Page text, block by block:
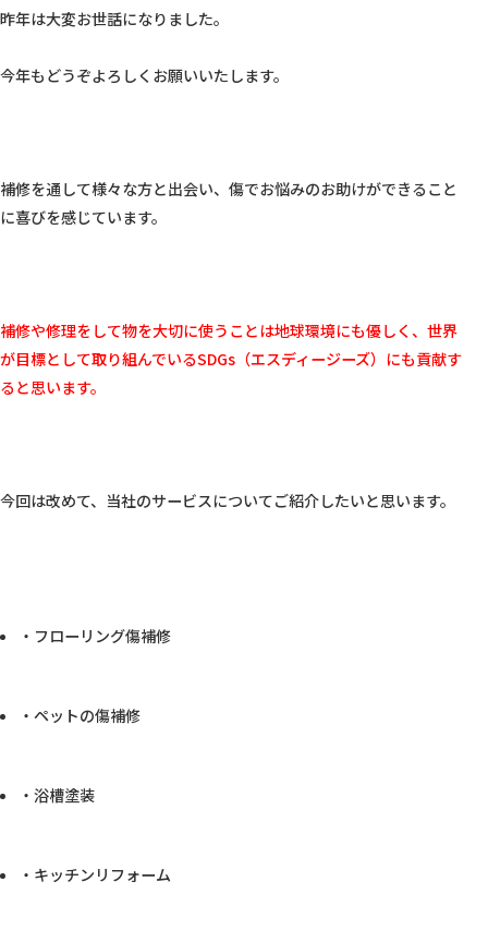
昨年は大変お世話になりました。
今年もどうぞよろしくお願いいたします。
補修を通して様々な方と出会い、傷でお悩みのお助けができること
に喜びを感じています。
補修や修理をして物を大切に使うことは地球環境にも優しく、世界
が目標として取り組んでいるSDGs（エスディージーズ）にも貢献す
ると思います。
今回は改めて、当社のサービスについてご紹介したいと思います。
・フローリング傷補修
・ペットの傷補修
・浴槽塗装
・キッチンリフォーム